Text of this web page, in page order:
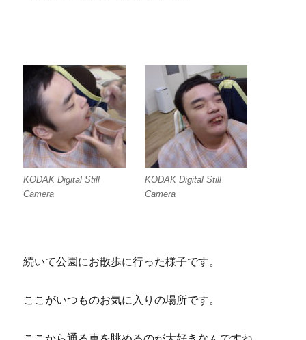
KODAK Digital Still
Camera
KODAK Digital Still
Camera
続いて公園にお散歩に行った様子です。
ここがいつものお気に入りの場所です。